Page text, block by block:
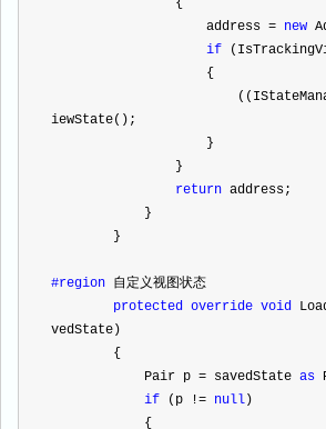
                    address
= new
if
                    {
iewState();
                    }
                }
return address;
            }
        }
#region 自定义视图状态
protected override void
vedState)
        {
            Pair p
= savedState as
if (p != null)
            {